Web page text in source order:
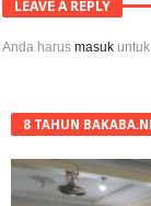
LEAVE A REPLY
Anda harusmasuk
8 TAHUN